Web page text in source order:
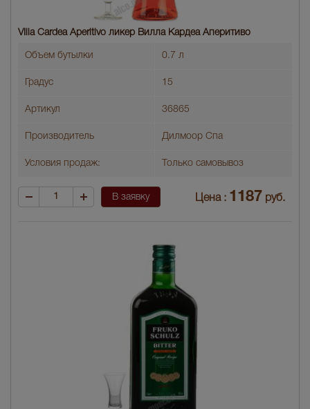
VIlla Cardea Aperitivo ликер Вилла Кардеа Аперитиво
Объем бутылки 0.7 л
Градус 15
Артикул 36865
Производитель Дилмоор Спа
Условия продаж: Только самовывоз
В заявку Цена : 1187 руб.